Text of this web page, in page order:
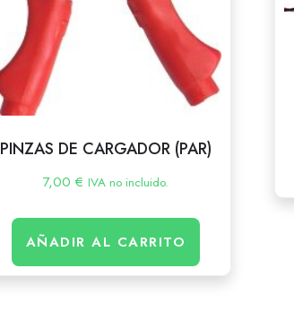
PINZAS DE CARGADOR (PAR)
7,00€ IVA no incluido.
AÑADIR AL CARRITO